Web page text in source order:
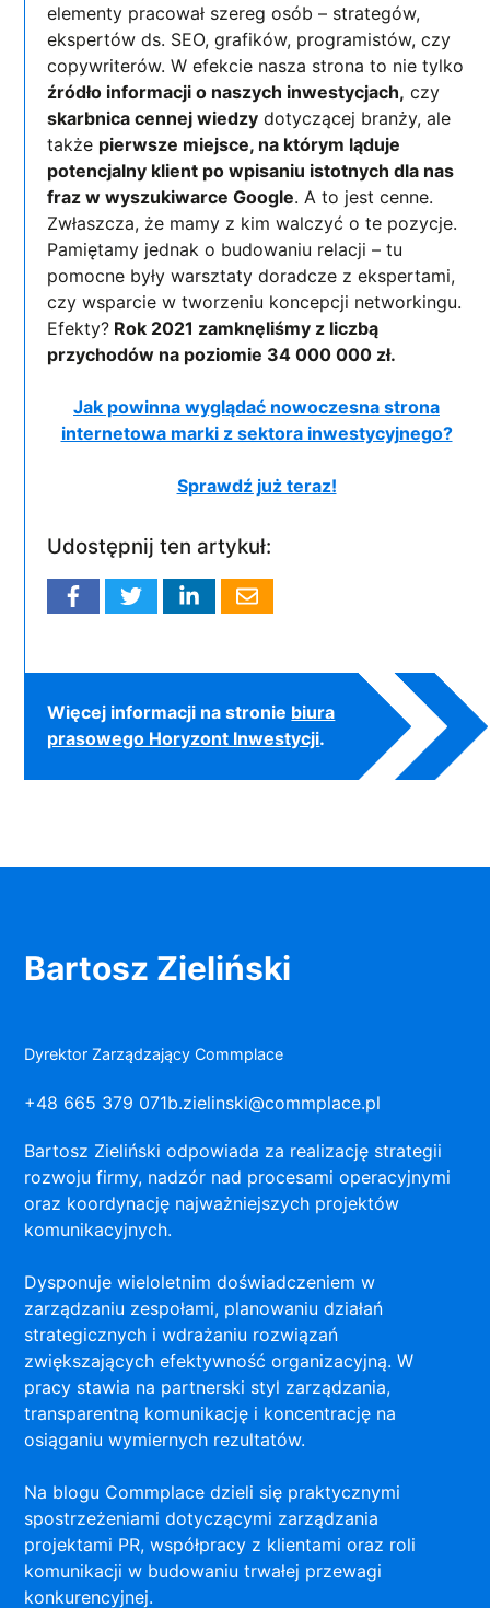
elementy pracował szereg osób – strategów,
ekspertów ds. SEO, grafików, programistów, czy
copywriterów. W efekcie nasza strona to nie tylko
źródło informacji o naszych inwestycjach, czy
skarbnica cennej wiedzy dotyczącej branży, ale
także pierwsze miejsce, na którym ląduje
potencjalny klient po wpisaniu istotnych dla nas
fraz w wyszukiwarce Google. A to jest cenne.
Zwłaszcza, że mamy z kim walczyć o te pozycje.
Pamiętamy jednak o budowaniu relacji – tu
pomocne były warsztaty doradcze z ekspertami,
czy wsparcie w tworzeniu koncepcji networkingu.
Efekty? Rok 2021 zamknęliśmy z liczbą
przychodów na poziomie 34 000 000 zł.
Jak powinna wyglądać nowoczesna strona
internetowa marki z sektora inwestycyjnego?
Sprawdź już teraz!
Udostępnij ten artykuł:
Więcej informacji na stronie biura
prasowego Horyzont Inwestycji.
Bartosz Zieliński
Dyrektor Zarządzający Commplace
+48 665 379 071b.zielinski@commplace.pl
Bartosz Zieliński odpowiada za realizację strategii
rozwoju firmy, nadzór nad procesami operacyjnymi
oraz koordynację najważniejszych projektów
komunikacyjnych.
Dysponuje wieloletnim doświadczeniem w
zarządzaniu zespołami, planowaniu działań
strategicznych i wdrażaniu rozwiązań
zwiększających efektywność organizacyjną. W
pracy stawia na partnerski styl zarządzania,
transparentną komunikację i koncentrację na
osiąganiu wymiernych rezultatów.
Na blogu Commplace dzieli się praktycznymi
spostrzeżeniami dotyczącymi zarządzania
projektami PR, współpracy z klientami oraz roli
komunikacji w budowaniu trwałej przewagi
konkurencyjnej.